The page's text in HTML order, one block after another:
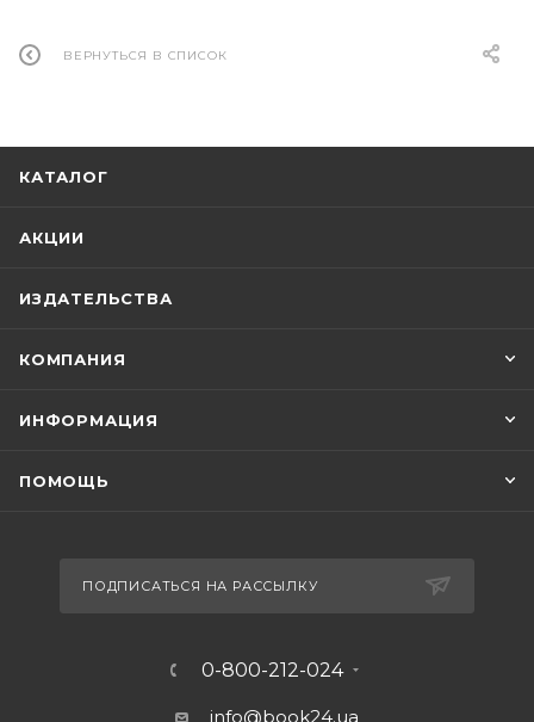
майстрів» участвует в социальных проектах,
ВЕРНУТЬСЯ В СПИСОК
КАТАЛОГ
АКЦИИ
ИЗДАТЕЛЬСТВА
КОМПАНИЯ
ИНФОРМАЦИЯ
ПОМОЩЬ
ПОДПИСАТЬСЯ НА РАССЫЛКУ
0-800-212-024
info@book24.ua